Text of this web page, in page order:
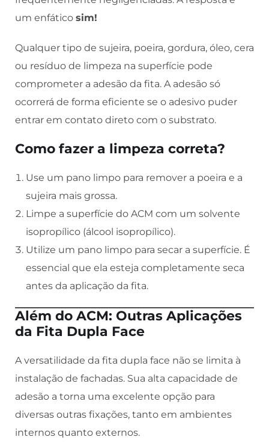
um enfático sim!
Qualquer tipo de sujeira, poeira, gordura, óleo, cera
ou resíduo de limpeza na superfície pode
comprometer a adesão da fita. A adesão só
ocorrerá de forma eficiente se o adesivo puder
entrar em contato direto com o substrato.
Como fazer a limpeza correta?
Use um pano limpo para remover a poeira e a
sujeira mais grossa.
Limpe a superfície do ACM com um solvente
isopropílico (álcool isopropílico).
Utilize um pano limpo para secar a superfície. É
essencial que ela esteja completamente seca
antes da aplicação da fita.
Além do ACM: Outras Aplicações
da Fita Dupla Face
A versatilidade da fita dupla face não se limita à
instalação de fachadas. Sua alta capacidade de
adesão a torna uma excelente opção para
diversas outras fixações, tanto em ambientes
internos quanto externos.